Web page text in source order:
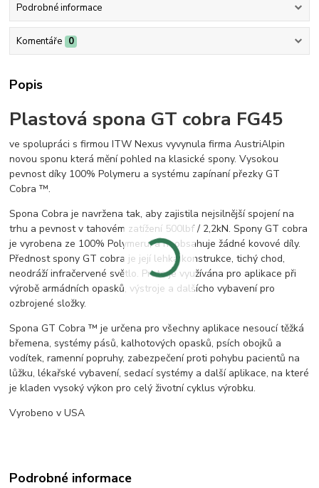
Podrobné informace
Komentáře 0
Popis
Plastová spona GT cobra FG45
ve spolupráci s firmou ITW Nexus vyvynula firma AustriAlpin
novou sponu která mění pohled na klasické spony. Vysokou
pevnost díky 100% Polymeru a systému zapínaní přezky GT
Cobra ™.
Spona Cobra je navržena tak, aby zajistila nejsilnější spojení na
trhu a pevnost v tahovém zatížení 500lbf / 2,2kN. Spony GT cobra
je vyrobena ze 100% Polymeru, a neobsahuje žádné kovové díly.
Přednost spony GT cobra je její lehká konstrukce, tichý chod,
neodráží infračervené světlo. Proto je využívána pro aplikace při
výrobě armádních opasků, výstroje a dalšícho vybavení pro
ozbrojené složky.
Spona GT Cobra ™ je určena pro všechny aplikace nesoucí těžká
břemena, systémy pásů, kalhotových opasků, psích obojků a
vodítek, ramenní popruhy, zabezpečení proti pohybu pacientů na
lůžku, lékařské vybavení, sedací systémy a další aplikace, na které
je kladen vysoký výkon pro celý životní cyklus výrobku.
Vyrobeno v USA
Podrobné informace